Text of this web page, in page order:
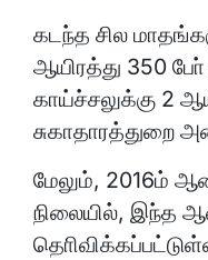
கடந்த சில
ஆயிரத்து 350 போ்
காய்ச்சலுக்கு 2
சுகாதாரத்துறை
மேலும், 2016ம்
நிலையில், இந்த